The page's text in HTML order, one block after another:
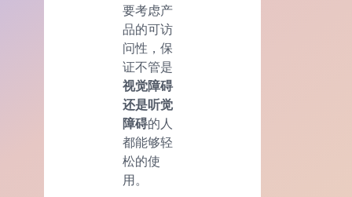
要考虑产
品的可访
问性，保
证不管是
视觉障碍
还是听觉
障碍的人
都能够轻
松的使
用。